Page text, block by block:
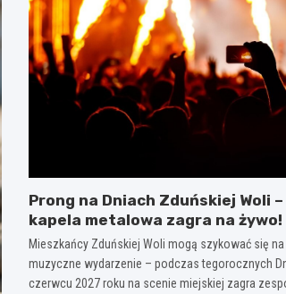
Prong na Dniach Zduńskiej Woli
kapela metalowa zagra na żywo!
Mieszkańcy Zduńskiej Woli mogą szykować się
muzyczne wydarzenie – podczas tegorocznych
czerwcu 2027 roku na scenie miejskiej zagra